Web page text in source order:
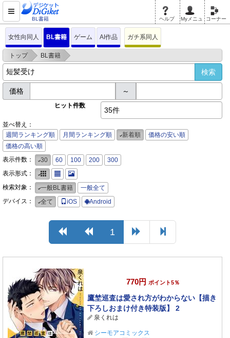
BL書籍 ヘルプ Myメニュ コーナー
女性向同人 BL書籍 ゲーム AI作品 ガチ系同人
トップ > BL書籍 >
価格 ～
ヒット件数
35件
並べ替え：
週間ランキング順
月間ランキング順 新着順
価格の安い順
価格の高い順
表示件数：
30 60 100 200
300
表示形式：
検索対象：
一般BL書籍
一般全て
デバイス：
全て iOS Android
1
770円 ポイント5％
鷹埜巡査は愛され方がわからない【描き
下ろしおまけ付き特装版】 2
泉くれは
シーモアコミックス